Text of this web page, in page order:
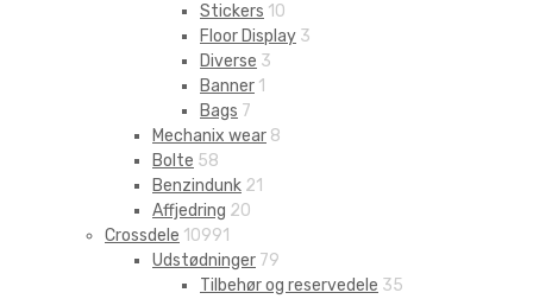
Stickers 10
Floor Display 3
Diverse 3
Banner 1
Bags 7
Mechanix wear 8
Bolte 58
Benzindunk 21
Affjedring 20
Crossdele 10991
Udstødninger 79
Tilbehør og reservedele 35